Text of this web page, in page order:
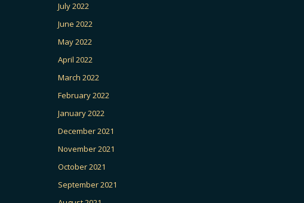
July 2022
June 2022
May 2022
April 2022
March 2022
February 2022
January 2022
December 2021
November 2021
October 2021
September 2021